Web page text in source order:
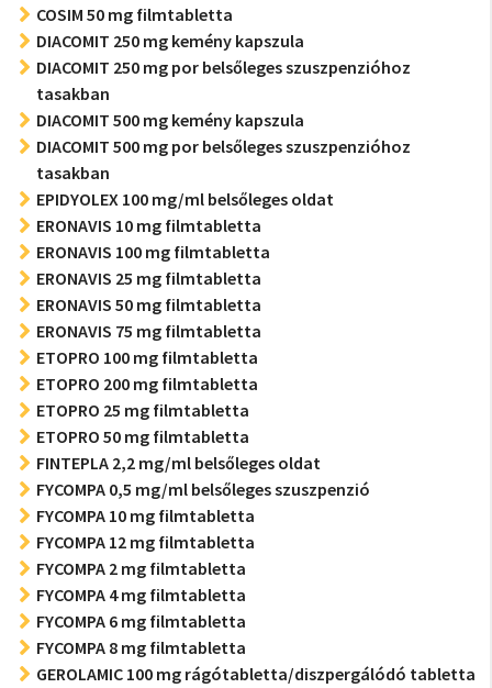
COSIM 50 mg filmtabletta
DIACOMIT 250 mg kemény kapszula
DIACOMIT 250 mg por belsőleges szuszpenzióhoz
tasakban
DIACOMIT 500 mg kemény kapszula
DIACOMIT 500 mg por belsőleges szuszpenzióhoz
tasakban
EPIDYOLEX 100 mg/ml belsőleges oldat
ERONAVIS 10 mg filmtabletta
ERONAVIS 100 mg filmtabletta
ERONAVIS 25 mg filmtabletta
ERONAVIS 50 mg filmtabletta
ERONAVIS 75 mg filmtabletta
ETOPRO 100 mg filmtabletta
ETOPRO 200 mg filmtabletta
ETOPRO 25 mg filmtabletta
ETOPRO 50 mg filmtabletta
FINTEPLA 2,2 mg/ml belsőleges oldat
FYCOMPA 0,5 mg/ml belsőleges szuszpenzió
FYCOMPA 10 mg filmtabletta
FYCOMPA 12 mg filmtabletta
FYCOMPA 2 mg filmtabletta
FYCOMPA 4 mg filmtabletta
FYCOMPA 6 mg filmtabletta
FYCOMPA 8 mg filmtabletta
GEROLAMIC 100 mg rágótabletta/diszpergálódó tabletta